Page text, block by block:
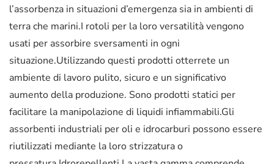
l’assorbenza in situazioni d’emergenza sia in ambienti di
terra che marini.I rotoli per la loro versatilità vengono
usati per assorbire sversamenti in ogni
situazione.Utilizzando questi prodotti otterrete un
ambiente di lavoro pulito, sicuro e un significativo
aumento della produzione. Sono prodotti statici per
facilitare la manipolazione di liquidi infiammabili.Gli
assorbenti industriali per oli e idrocarburi possono essere
riutilizzati mediante la loro strizzatura o